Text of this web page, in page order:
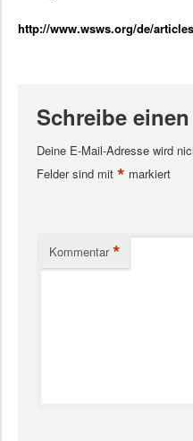
http://www.wsws.org/de/
Schreibe
Deine E-Mail-Adresse wird
Felder sind mit * markiert
Kommentar *